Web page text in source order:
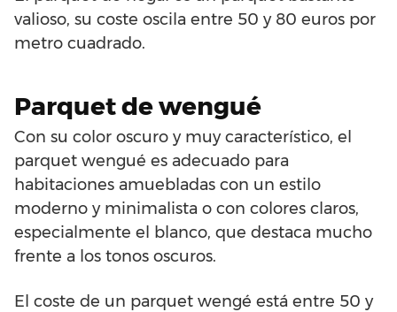
valioso, su coste oscila entre 50 y 80 euros por
metro cuadrado.
Parquet de wengué
Con su color oscuro y muy característico, el
parquet wengué es adecuado para
habitaciones amuebladas con un estilo
moderno y minimalista o con colores claros,
especialmente el blanco, que destaca mucho
frente a los tonos oscuros.
El coste de un parquet wengé está entre 50 y